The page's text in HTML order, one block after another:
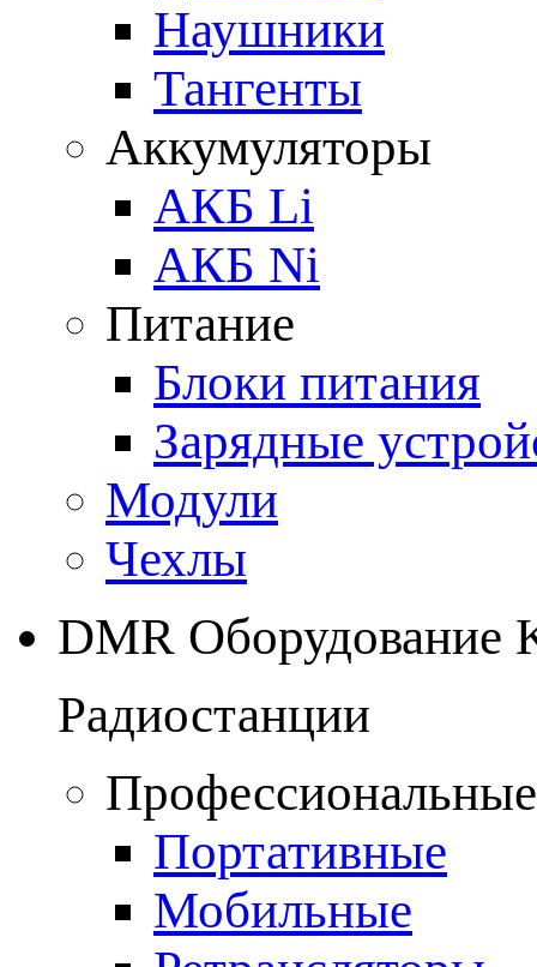
Наушники
Тангенты
Аккумуляторы
АКБ Li
АКБ Ni
Питание
Блоки питания
Зарядные
Модули
Чехлы
DMR Оборудование
Радиостанции
Портативные
Мобильные